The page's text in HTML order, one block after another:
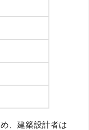
、建築設計者は